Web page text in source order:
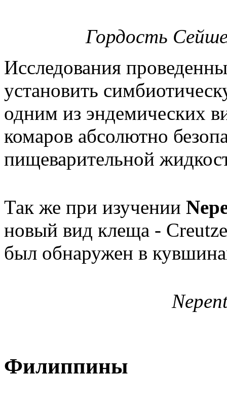
Гордость
Исследования
установить
одним из эндемических
комаров абсолютно
пищеварительной
Так же при изучении
новый вид клеща -
был обнаружен в
Филиппины